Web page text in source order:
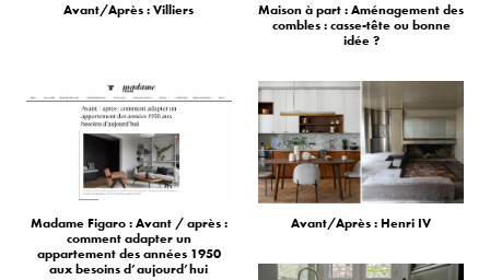
Avant/Après : Villiers
Maison à part : Aménagement des
combles : casse-tête ou bonne
idée ?
Madame Figaro : Avant / après :
comment adapter un
appartement des années 1950
aux besoins d’aujourd’hui
Avant/Après : Henri IV